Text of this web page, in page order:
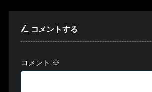
コメントする
コメント ※